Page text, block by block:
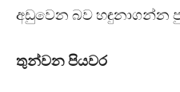
අඩුවෙන බව හඳුනාගන්න
තුන්වන පියවර